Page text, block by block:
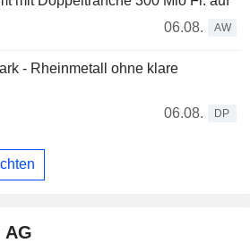
06.08.
AW
- Rheinmetall ohne klare
06.08.
DP
AG